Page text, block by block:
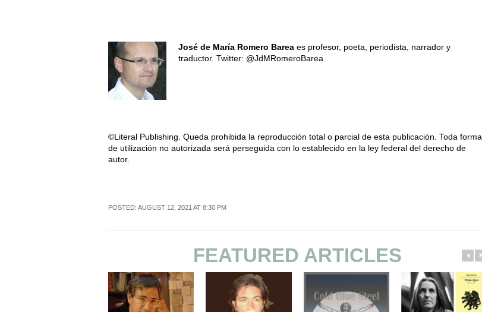
José de María Romero Barea es profesor, poeta, periodista, narrador y
traductor. Twitter: @JdMRomeroBarea
©Literal Publishing. Queda prohibida la reproducción total o parcial de esta publicación. Toda forma
de utilización no autorizada será perseguida con lo establecido en la ley federal del derecho de
autor.
POSTED: AUGUST 12, 2021 AT 8:30 PM
FEATURED ARTICLES